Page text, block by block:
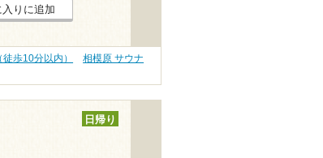
入りに追加
歩10分以内）
相模原 サウナ
日帰り